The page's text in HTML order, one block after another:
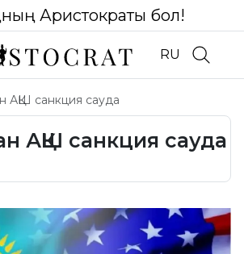
Аристократы бол!
RU
АҚШ санкция сауда
АҚШ санкция сауда